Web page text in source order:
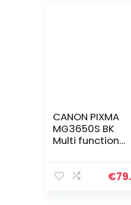
CANON PIXMA
MG3650S BK
Multi function
€